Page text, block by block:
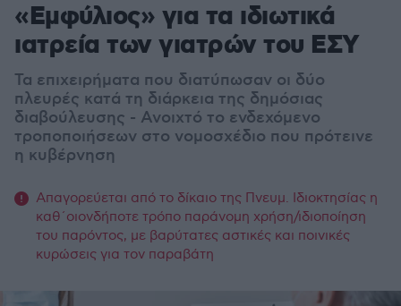
«Εμφύλιος» για τα ιδιωτικά
ιατρεία των γιατρών του ΕΣΥ
Τα επιχειρήματα που διατύπωσαν οι δύο
πλευρές κατά τη διάρκεια της δημόσιας
διαβούλευσης - Ανοιχτό το ενδεχόμενο
τροποποιήσεων στο νομοσχέδιο που πρότεινε
η κυβέρνηση
Απαγορεύεται από το δίκαιο της Πνευμ. Ιδιοκτησίας η
καθ΄οιονδήποτε τρόπο παράνομη χρήση/ιδιοποίηση
του παρόντος, με βαρύτατες αστικές και ποινικές
κυρώσεις για τον παραβάτη